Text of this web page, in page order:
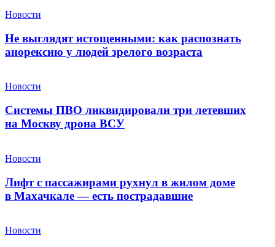
Новости
Не выглядят истощенными: как распознать
анорексию у людей зрелого возраста
Новости
Системы ПВО ликвидировали три летевших
на Москву дрона ВСУ
Новости
Лифт с пассажирами рухнул в жилом доме
в Махачкале — есть пострадавшие
Новости